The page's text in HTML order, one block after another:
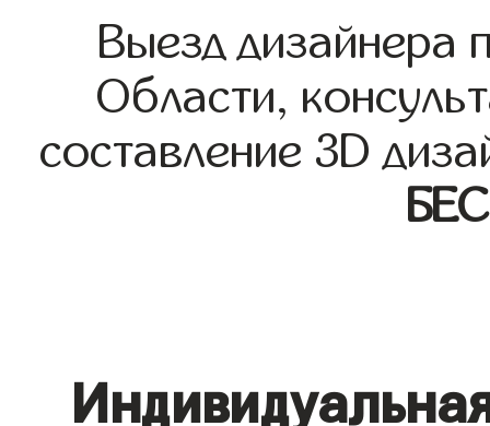
Выезд дизайнера
Области,
составление 3D